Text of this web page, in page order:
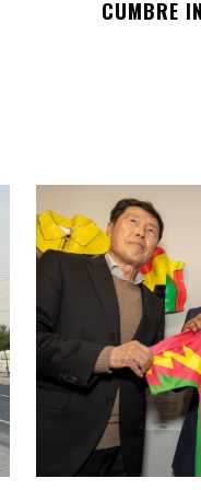
CUMBRE